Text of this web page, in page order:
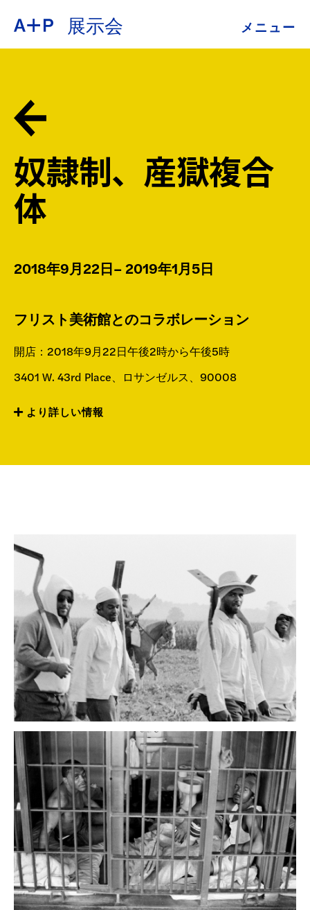
展示会 メニュー
約
教育
青少年の育成
展示会
公開プログラム
アーカイブ
寄付
ENGLISH
ESPAÑOL
普通话
日本語
奴隷制、産獄複合
体
2018年9月22日– 2019年1月5日
フリスト美術館とのコラボレーション
開店：2018年9月22日午後2時から午後5時
3401 W. 43rd Place、ロサンゼルス、90008
より詳しい情報